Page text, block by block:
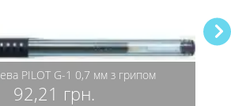
PILOT G-1 0,7 мм з грипом
92,21 грн.